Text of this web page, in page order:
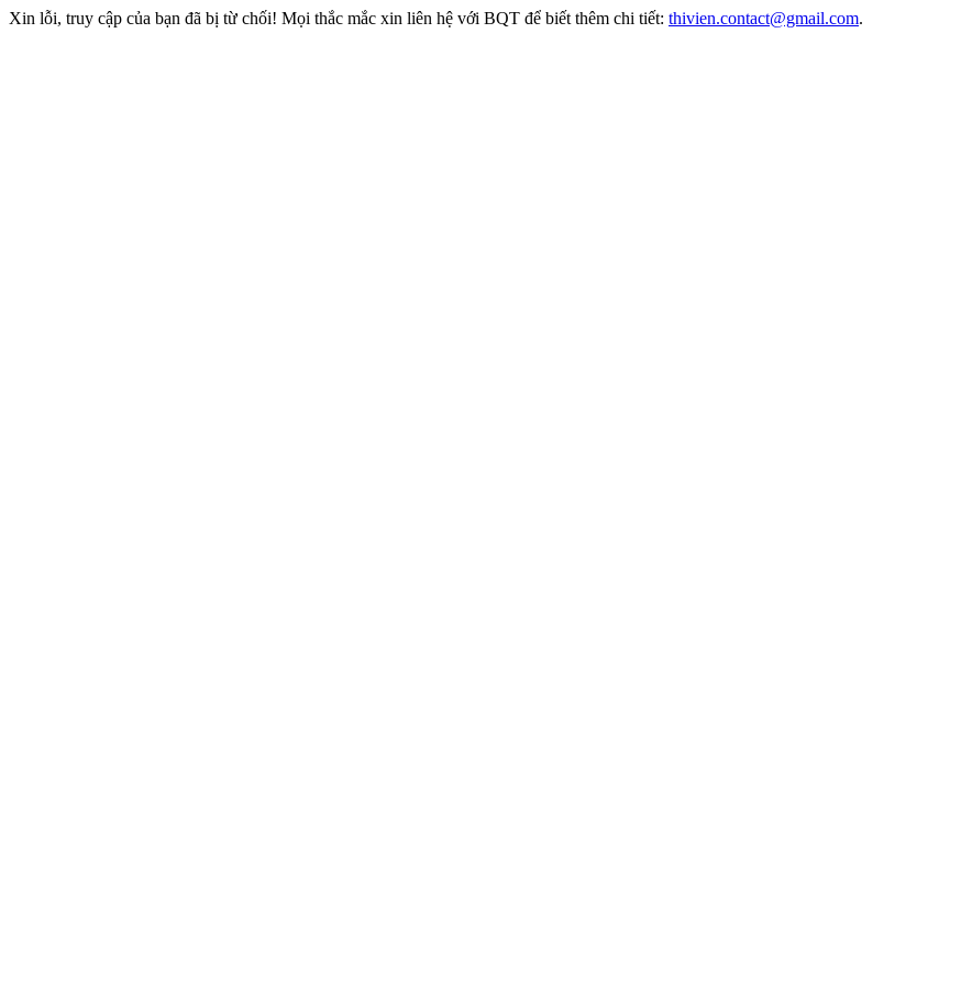
Xin lỗi, truy cập của bạn đã bị từ chối! Mọi thắc mắc xin liên hệ với BQT để biết thêm chi tiết: thivien.contact@gmail.com.